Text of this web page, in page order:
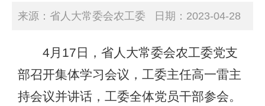
来源：省人大常委会农工委 日期：2023-04-28
15:03:07
4月17日，省人大常委会农工委党支
部召开集体学习会议，工委主任高一雷主
持会议并讲话，工委全体党员干部参会。